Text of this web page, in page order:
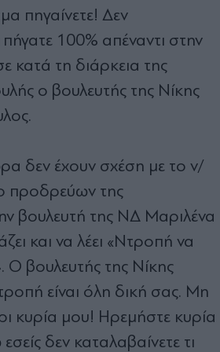
πηγαίνετε! Δεν
πήγατε 100% απέναντι στην
κατά τη διάρκεια της
ο βουλευτής της Νίκης
δεν έχουν σχέση με το ν/
προδρεύων της
βουλευτή της ΝΔ Μαριλένα
και να λέει «Ντροπή να
Ο βουλευτής της Νίκης
είναι όλη δική σας. Μη
κυρία μου! Ηρεμήστε κυρία
δεν καταλαβαίνετε τι